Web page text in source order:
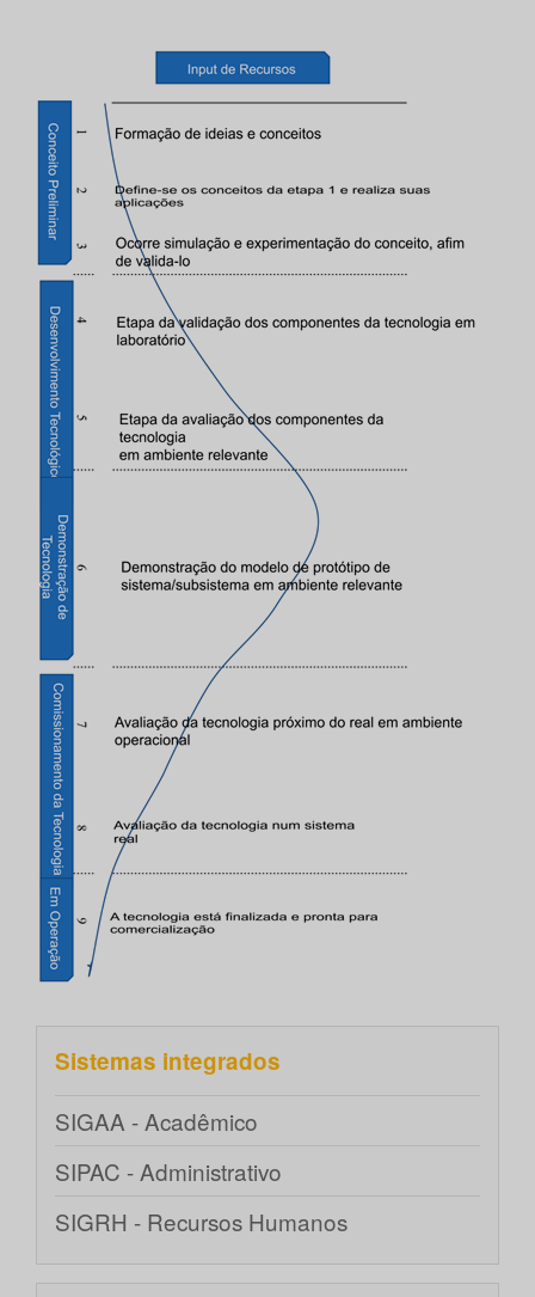
Sistemas integrados
SIGAA - Acadêmico
SIPAC - Administrativo
SIGRH - Recursos Humanos